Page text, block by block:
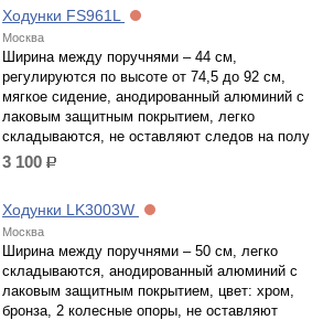
Ходунки FS961L
Москва
Ширина между поручнями – 44 см,
регулируются по высоте от 74,5 до 92 см,
мягкое сидение, анодированный алюминий c
лаковым защитным покрытием, легко
складываются, не оставляют следов на полу
3 100 р.
Ходунки LK3003W
Москва
Ширина между поручнями – 50 см, легко
складываются, анодированный алюминий c
лаковым защитным покрытием, цвет: хром,
бронза, 2 колесные опоры, не оставляют